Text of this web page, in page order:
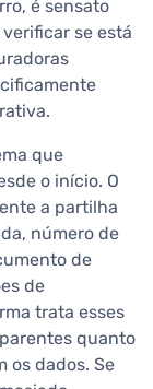
é sensato
se está
que
o início. O
a partilha
número de
de
de
trata esses
quanto
os dados. Se